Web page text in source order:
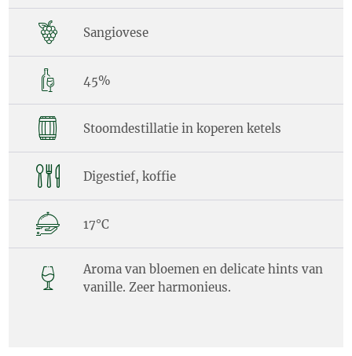
Sangiovese
45%
Stoomdestillatie in koperen ketels
Digestief, koffie
17°C
Aroma van bloemen en delicate hints van
vanille. Zeer harmonieus.